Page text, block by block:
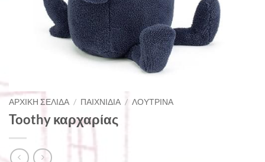
ΑΡΧΙΚΉ ΣΕΛΊΔΑ / ΠΑΙΧΝΊΔΙΑ / ΛΟΎΤΡΙΝΑ
Toothy καρχαρίας